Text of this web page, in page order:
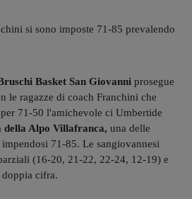
si sono imposte 71-85 prevalendo
Basket San Giovanni prosegue
le ragazze di coach Franchini che
71-50 l'amichevole ci Umbertide
della Alpo Villafranca, una delle
71-85. Le sangiovannesi
(16-20, 21-22, 22-24, 12-19) e
doppia cifra.